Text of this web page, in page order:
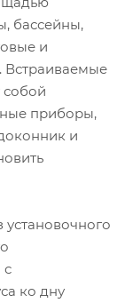
бассейны,
и
собой
приборы,
и
с
ко дну